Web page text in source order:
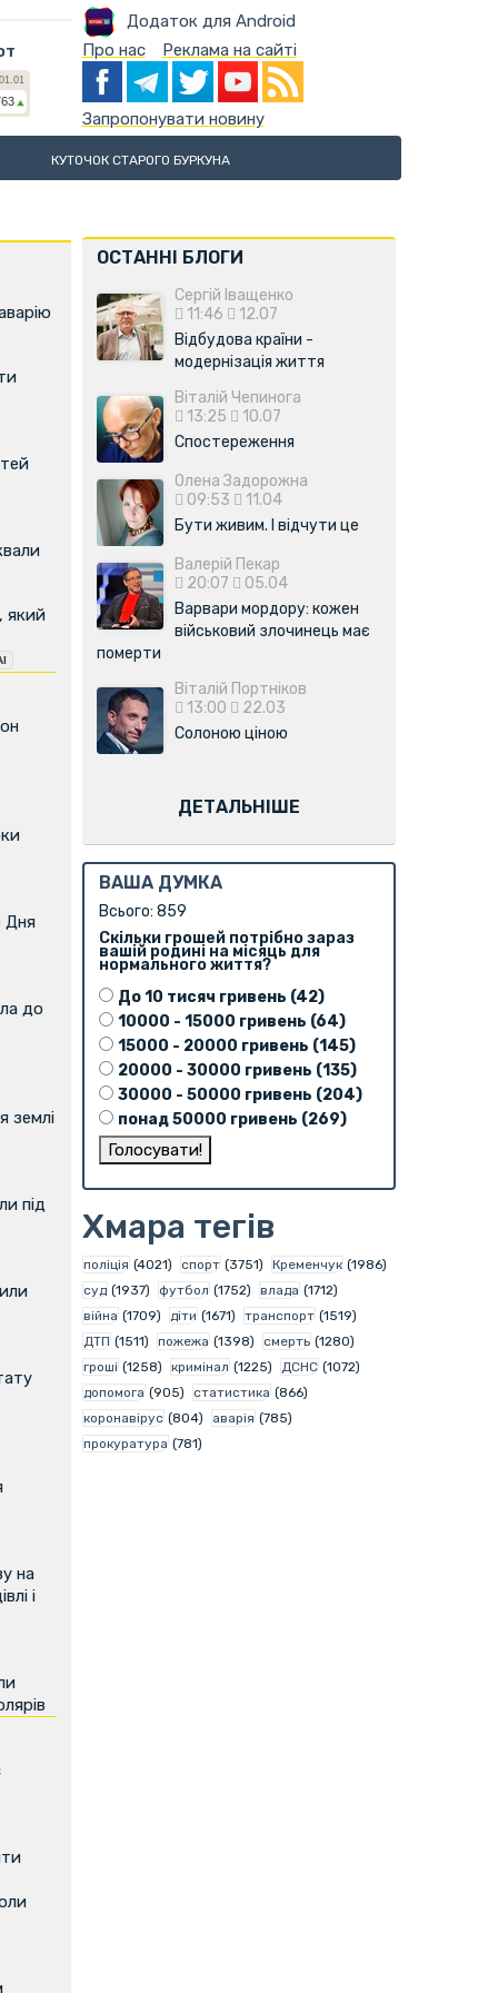
Додаток для Android
Про нас Реклама на сайті
Запропонувати новину
КУТОЧОК СТАРОГО БУРКУНА
який
Дня
до
землі
під
на
і
ОСТАННІ БЛОГИ
Сергій Іващенко
11:46
12.07
Відбудова країни -
модернізація життя
Віталій Чепинога
13:25
10.07
Спостереження
Олена Задорожна
09:53
11.04
Бути живим. І відчути це
Валерій Пекар
20:07
05.04
Варвари мордору: кожен
військовий злочинець має
померти
Віталій Портніков
13:00
22.03
Солоною ціною
ДЕТАЛЬНІШЕ
ВАША ДУМКА
Всього: 859
Скільки грошей потрібно зараз
вашій родині на місяць для
нормального життя?
До 10 тисяч гривень (42)
10000 - 15000 гривень (64)
15000 - 20000 гривень (145)
20000 - 30000 гривень (135)
30000 - 50000 гривень (204)
понад 50000 гривень (269)
Хмара тегів
поліція (4021) спорт (3751) Кременчук (1986)
суд (1937) футбол (1752) влада (1712)
війна (1709) діти (1671) транспорт (1519)
ДТП (1511) пожежа (1398) смерть (1280)
гроші (1258) кримінал (1225) ДСНС (1072)
допомога (905) статистика (866)
коронавірус (804) аварія (785)
прокуратура (781)